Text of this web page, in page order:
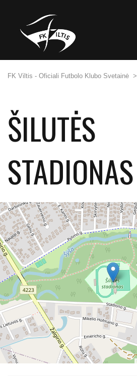
FK Viltis - Oficiali Futbolo Klubo Svetainė >
ŠILUTĖS
STADIONAS